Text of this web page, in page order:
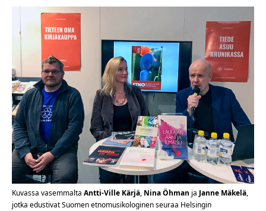
Kuvassa vasemmalta Antti-Ville Kärjä, Nina Öhman ja Janne Mäkelä,
jotka edustivat Suomen etnomusikologinen seuraa Helsingin